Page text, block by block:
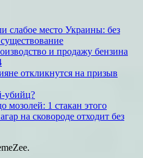
место Украины: без
и продажу бензина
откликнутся на призыв
убийц?
мозолей: 1 стакан этого
на сковороде отходит без